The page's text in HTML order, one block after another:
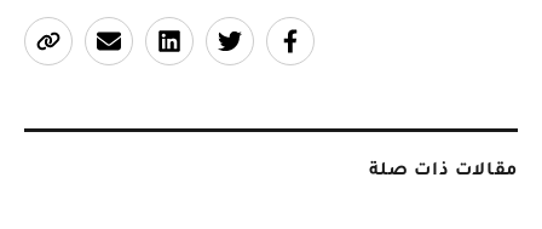
مقالات ذات صلة